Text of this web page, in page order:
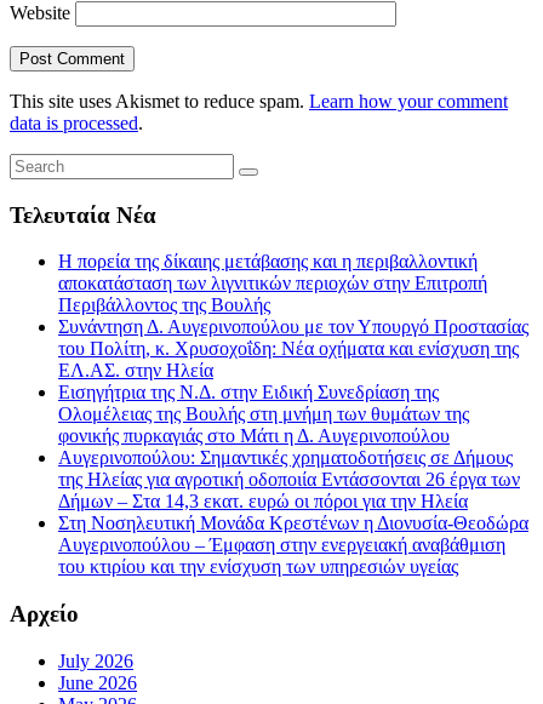
Website
This site uses Akismet to reduce spam. Learn how your comment
data is processed.
Τελευταία Νέα
Η πορεία της δίκαιης μετάβασης και η περιβαλλοντική
αποκατάσταση των λιγνιτικών περιοχών στην Επιτροπή
Περιβάλλοντος της Βουλής
Συνάντηση Δ. Αυγερινοπούλου με τον Υπουργό Προστασίας
του Πολίτη, κ. Χρυσοχοΐδη: Νέα οχήματα και ενίσχυση της
ΕΛ.ΑΣ. στην Ηλεία
Εισηγήτρια της Ν.Δ. στην Ειδική Συνεδρίαση της
Ολομέλειας της Βουλής στη μνήμη των θυμάτων της
φονικής πυρκαγιάς στο Μάτι η Δ. Αυγερινοπούλου
Αυγερινοπούλου: Σημαντικές χρηματοδοτήσεις σε Δήμους
της Ηλείας για αγροτική οδοποιία Εντάσσονται 26 έργα των
Δήμων – Στα 14,3 εκατ. ευρώ οι πόροι για την Ηλεία
Στη Νοσηλευτική Μονάδα Κρεστένων η Διονυσία-Θεοδώρα
Αυγερινοπούλου – Έμφαση στην ενεργειακή αναβάθμιση
του κτιρίου και την ενίσχυση των υπηρεσιών υγείας
Αρχείο
July 2026
June 2026